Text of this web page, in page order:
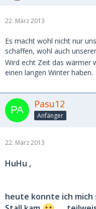
22. März 2013
Es macht wohl nicht nur
schaffen, wohl auch
Wird echt Zeit das wärmer
einen langen Winter haben.
Pasu12
Anfänger
22. März 2013
HuHu ,
heute konnte ich mich